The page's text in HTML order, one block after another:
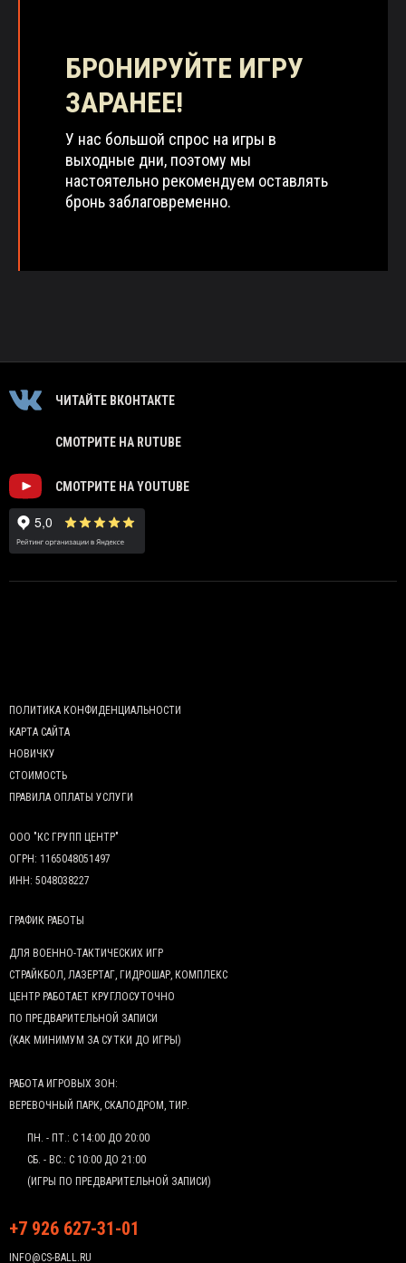
БРОНИРУЙТЕ ИГРУ
ЗАРАНЕЕ!
У нас большой спрос на игры в
выходные дни, поэтому мы
настоятельно рекомендуем оставлять
бронь заблаговременно.
ЧИТАЙТЕ ВКОНТАКТЕ
СМОТРИТЕ НА RUTUBE
СМОТРИТЕ НА YOUTUBE
ПОЛИТИКА КОНФИДЕНЦИАЛЬНОСТИ
КАРТА САЙТА
НОВИЧКУ
СТОИМОСТЬ
ПРАВИЛА ОПЛАТЫ УСЛУГИ
ООО "КС ГРУПП ЦЕНТР"
ОГРН: 1165048051497
ИНН: 5048038227
ГРАФИК РАБОТЫ
ДЛЯ ВОЕННО-ТАКТИЧЕСКИХ ИГР
СТРАЙКБОЛ, ЛАЗЕРТАГ, ГИДРОШАР, КОМПЛЕКС
ЦЕНТР РАБОТАЕТ КРУГЛОСУТОЧНО
ПО ПРЕДВАРИТЕЛЬНОЙ ЗАПИСИ
(КАК МИНИМУМ ЗА СУТКИ ДО ИГРЫ)
РАБОТА ИГРОВЫХ ЗОН:
ВЕРЕВОЧНЫЙ ПАРК, СКАЛОДРОМ, ТИР.
ПН. - ПТ.: С 14:00 ДО 20:00
СБ. - ВС.: С 10:00 ДО 21:00
(ИГРЫ ПО ПРЕДВАРИТЕЛЬНОЙ ЗАПИСИ)
+7 926 627-31-01
INFO@CS-BALL.RU